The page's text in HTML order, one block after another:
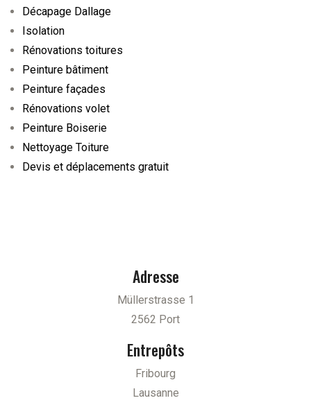
Décapage Dallage
Isolation
Rénovations toitures
Peinture bâtiment
Peinture façades
Rénovations volet
Peinture Boiserie
Nettoyage Toiture
Devis et déplacements gratuit
Adresse
Müllerstrasse 1
2562 Port
Entrepôts
Fribourg
Lausanne